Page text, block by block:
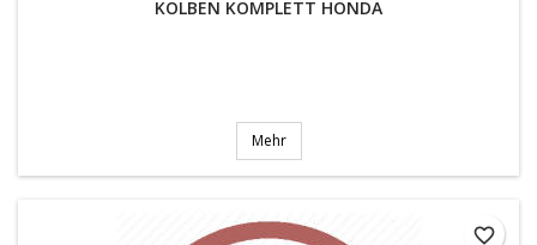
KOLBEN KOMPLETT HONDA
Mehr
favorite_border